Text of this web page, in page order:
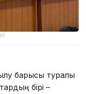
барысы туралы
бірі –